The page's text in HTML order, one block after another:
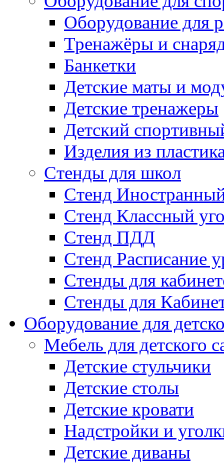
Оборудование для
Тренажёры и
Банкетки
Детские маты и
Детские тренажеры
Детский
Изделия из
Стенды для школ
Стенд
Стенд Классный
Стенд ПДД
Стенд Расписание
Стенды для
Стенды для
Оборудование для
Мебель для детского
Детские стульчики
Детские столы
Детские кровати
Надстройки и
Детские диваны